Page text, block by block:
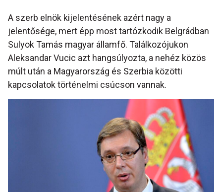
A szerb elnök kijelentésének azért nagy a
jelentősége, mert épp most tartózkodik Belgrádban
Sulyok Tamás magyar államfő. Találkozójukon
Aleksandar Vucic azt hangsúlyozta, a nehéz közös
múlt után a Magyarország és Szerbia közötti
kapcsolatok történelmi csúcson vannak.